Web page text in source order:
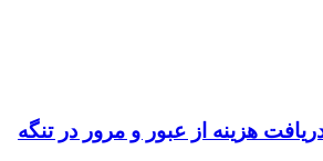
هزینه از عبور و مرور در تنگه